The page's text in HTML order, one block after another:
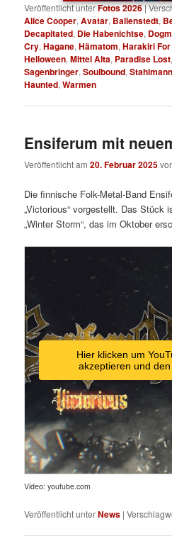
Veröffentlicht unterFotos 2026|
Alice Cooper,Avatar, Ballenstedt,
Decapitated, Die Habenichtse,
Cry,Hagane,Hämatom,Harakiri
Helloween,Mittel Alta, Paradise Lost,
Sagenbringer,Soulbound,Stahlmann
Haunted,Warmen
Ensiferum mit
Veröffentlicht am20. Februar 2025
Die finnische Folk-Metal-Band
„Victorious“ vorgestellt. Das Stück
„Winter Storm“, das im Oktober
Hier klicken um
akzeptieren und
Video: youtube.com
Veröffentlicht unterNews |